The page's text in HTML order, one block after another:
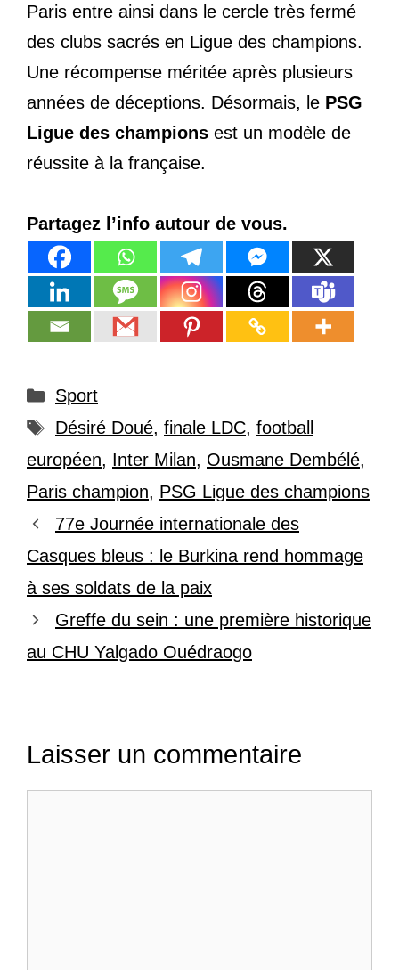
Paris entre ainsi dans le cercle très fermé
des clubs sacrés en Ligue des champions.
Une récompense méritée après plusieurs
années de déceptions. Désormais, le PSG
Ligue des champions est un modèle de
réussite à la française.
Partagez l’info autour de vous.
Catégories
Sport
Étiquettes
Désiré Doué, finale LDC, football
européen, Inter Milan, Ousmane Dembélé,
Paris champion, PSG Ligue des champions
77e Journée internationale des
Casques bleus : le Burkina rend hommage
à ses soldats de la paix
Greffe du sein : une première historique
au CHU Yalgado Ouédraogo
Laisser un commentaire